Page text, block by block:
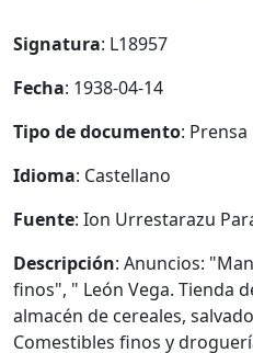
Signatura: L18957
Fecha: 1938-04-14
Tipo de documento: Prensa
Idioma: Castellano
Fuente: Ion Urrestarazu
Descripción: Anuncios:
finos", " León Vega. Tienda
almacén de cereales,
Comestibles finos y